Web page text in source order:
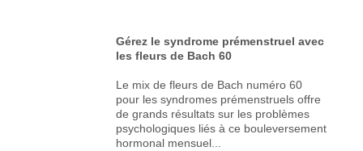
Gérez le syndrome prémenstruel avec
les fleurs de Bach 60
Le mix de fleurs de Bach numéro 60
pour les syndromes prémenstruels offre
de grands résultats sur les problèmes
psychologiques liés à ce bouleversement
hormonal mensuel...